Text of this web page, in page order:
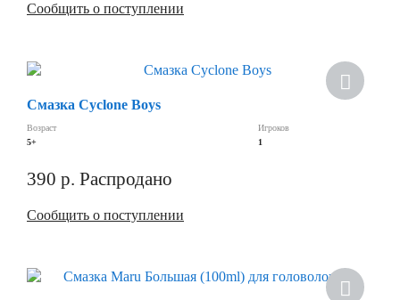
Сообщить о поступлении
Смазка Cyclone Boys
Возраст
5+
Игроков
1
390 р. Распродано
Сообщить о поступлении